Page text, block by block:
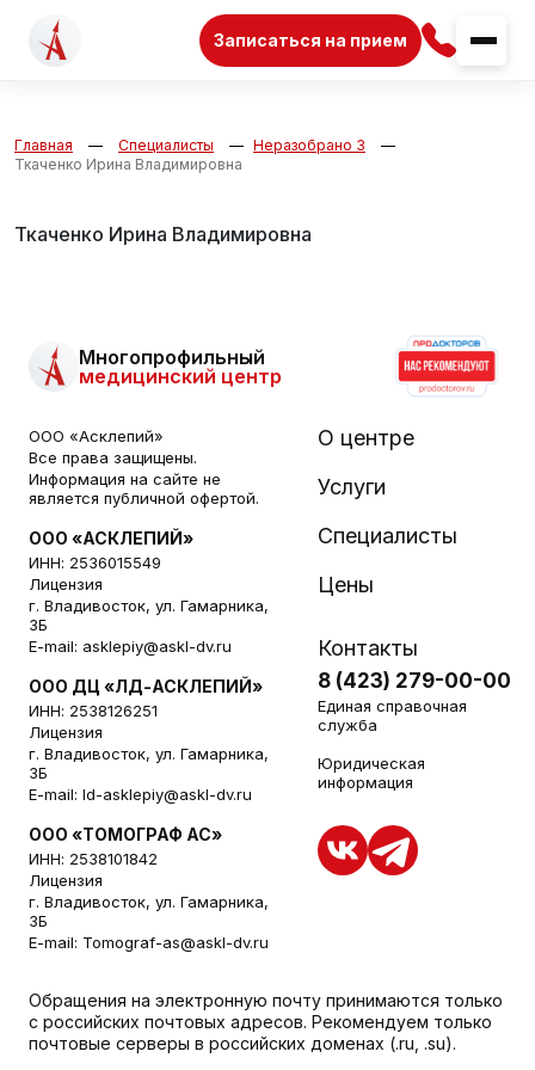
Записаться на прием
Главная Специалисты
Неразобрано 3
Ткаченко Ирина Владимировна
Ткаченко Ирина Владимировна
Многопрофильный
медицинский центр
ООО «Асклепий»
Все права защищены.
Информация на сайте не
является публичной офертой.
ООО «АСКЛЕПИЙ»
ИНН: 2536015549
Лицензия
г. Владивосток, ул. Гамарника,
3Б
E-mail: asklepiy@askl-dv.ru
ООО ДЦ «ЛД-АСКЛЕПИЙ»
ИНН: 2538126251
Лицензия
г. Владивосток, ул. Гамарника,
3Б
E-mail: ld-asklepiy@askl-dv.ru
ООО «ТОМОГРАФ АС»
ИНН: 2538101842
Лицензия
г. Владивосток, ул. Гамарника,
3Б
E-mail: Tomograf-as@askl-dv.ru
О центре
Услуги
Специалисты
Цены
Контакты
8 (423) 279-00-00
Единая справочная
служба
Юридическая
информация
Обращения на электронную почту принимаются только
с российских почтовых адресов. Рекомендуем только
почтовые серверы в российских доменах (.ru, .su).